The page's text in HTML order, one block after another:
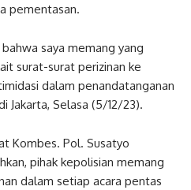
pementasan.
saya memang yang
surat-surat perizinan ke
dalam penandatanganan
Jakarta, Selasa (5/12/23).
Kombes. Pol. Susatyo
pihak kepolisian memang
dalam setiap acara pentas